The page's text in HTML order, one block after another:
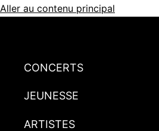
Aller au contenu principal
CONCERTS
JEUNESSE
ARTISTES